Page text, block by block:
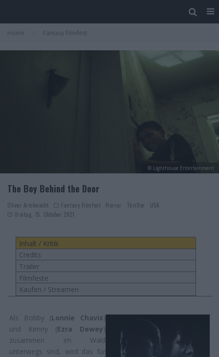
Home Fantasy Filmfest
© Lighthouse Entertainment
The Boy Behind the Door
Oliver Armknecht Fantasy Filmfest Horror Thriller
USA
Freitag, 15. Oktober 2021
Inhalt / Kritik
Credits
Trailer
Filmfeste
Kaufen / Streamen
Als Bobby (Lonnie Chavis)
und Kenny (Ezra Dewey)
zusammen im Wald
unterwegs sind, wird das für